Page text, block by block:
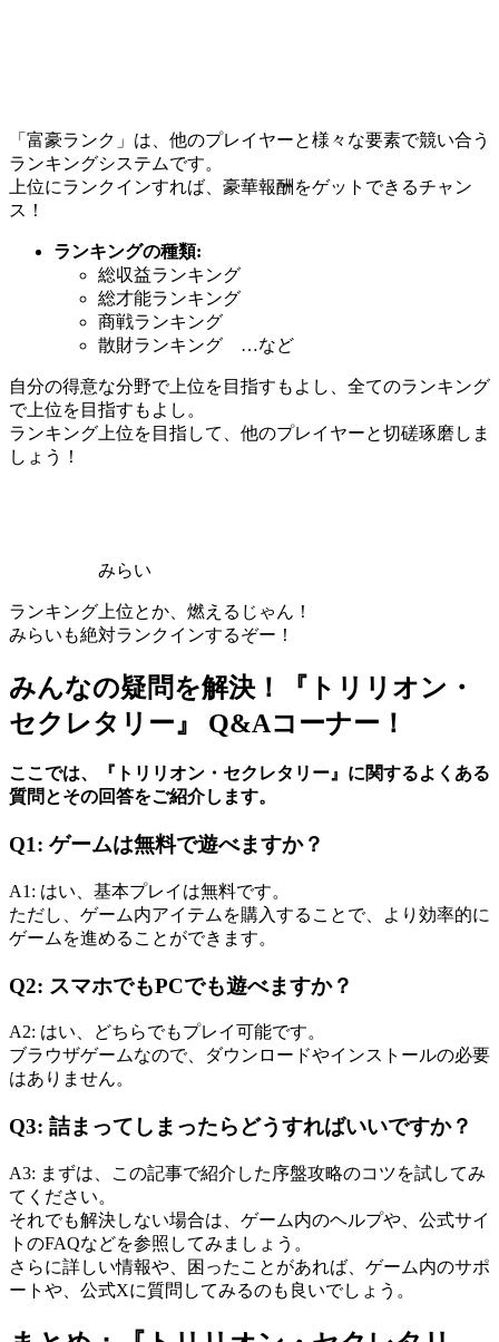
「富豪ランク」は、他のプレイヤーと様々な要素で競い合う
ランキングシステムです。
上位にランクインすれば、豪華報酬をゲットできるチャン
ス！
ランキングの種類:
総収益ランキング
総才能ランキング
商戦ランキング
散財ランキング …など
自分の得意な分野で上位を目指すもよし、全てのランキング
で上位を目指すもよし。
ランキング上位を目指して、他のプレイヤーと切磋琢磨しま
しょう！
みらい
ランキング上位とか、燃えるじゃん！
みらいも絶対ランクインするぞー！
みんなの疑問を解決！『トリリオン・
セクレタリー』 Q&Aコーナー！
ここでは、『トリリオン・セクレタリー』に関するよくある
質問とその回答をご紹介します。
Q1: ゲームは無料で遊べますか？
A1: はい、基本プレイは無料です。
ただし、ゲーム内アイテムを購入することで、より効率的に
ゲームを進めることができます。
Q2: スマホでもPCでも遊べますか？
A2: はい、どちらでもプレイ可能です。
ブラウザゲームなので、ダウンロードやインストールの必要
はありません。
Q3: 詰まってしまったらどうすればいいですか？
A3: まずは、この記事で紹介した序盤攻略のコツを試してみ
てください。
それでも解決しない場合は、ゲーム内のヘルプや、公式サイ
トのFAQなどを参照してみましょう。
さらに詳しい情報や、困ったことがあれば、ゲーム内のサポ
ートや、公式Xに質問してみるのも良いでしょう。